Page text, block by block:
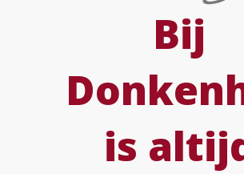
Bij
is